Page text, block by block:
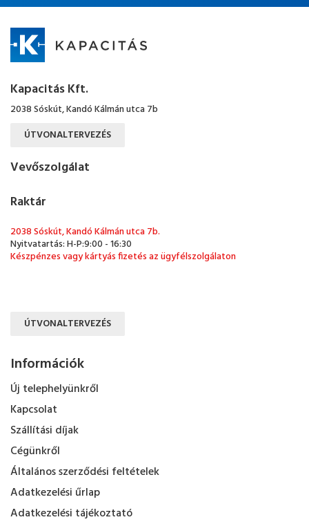
Kapacitás Kft.
2038 Sóskút, Kandó Kálmán utca 7b
ÚTVONALTERVEZÉS
Vevőszolgálat
Raktár
2038 Sóskút, Kandó Kálmán utca 7b.
Nyitvatartás: H-P:9:00 - 16:30
Készpénzes vagy kártyás fizetés az ügyfélszolgálaton
ÚTVONALTERVEZÉS
Információk
Új telephelyünkről
Kapcsolat
Szállítási díjak
Cégünkről
Általános szerződési feltételek
Adatkezelési űrlap
Adatkezelési tájékoztató